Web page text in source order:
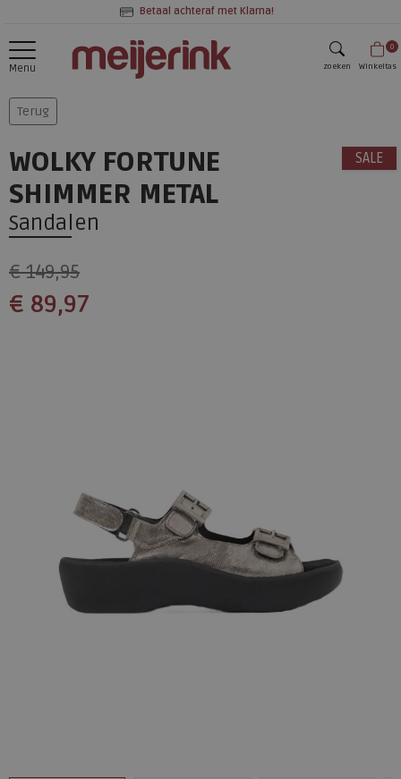
Betaal achteraf met Klarna!
Menu zoeken
0
Winkeltas
Terug
SALE
WOLKY FORTUNE
SHIMMER METAL
Sandalen
€ 149,95
€ 89,97